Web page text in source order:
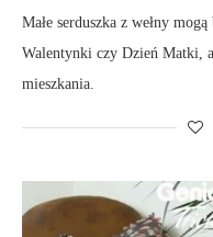
Małe serduszka z wełny
Walentynki czy Dzień Matki,
mieszkania.